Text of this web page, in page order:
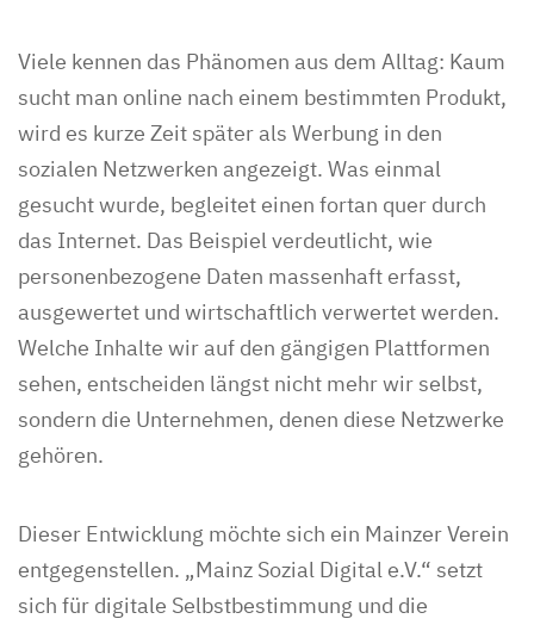
Viele kennen das Phänomen aus dem Alltag: Kaum
sucht man online nach einem bestimmten Produkt,
wird es kurze Zeit später als Werbung in den
sozialen Netzwerken angezeigt. Was einmal
gesucht wurde, begleitet einen fortan quer durch
das Internet. Das Beispiel verdeutlicht, wie
personenbezogene Daten massenhaft erfasst,
ausgewertet und wirtschaftlich verwertet werden.
Welche Inhalte wir auf den gängigen Plattformen
sehen, entscheiden längst nicht mehr wir selbst,
sondern die Unternehmen, denen diese Netzwerke
gehören.
Dieser Entwicklung möchte sich ein Mainzer Verein
entgegenstellen. „Mainz Sozial Digital e.V.“ setzt
sich für digitale Selbstbestimmung und die